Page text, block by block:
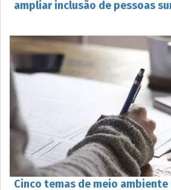
ampliar inclusão de pessoas
Cinco temas de meio